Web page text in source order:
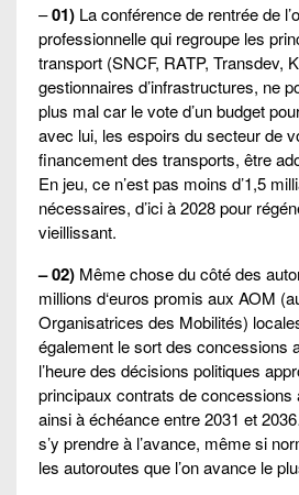
–01) La conférence de rentrée de
professionnelle qui regroupe les
transport (SNCF, RATP, Transdev,
gestionnaires d’infrastructures, ne
plus mal car le vote d’un budget
avec lui, les espoirs du secteur de
financement des transports, être
En jeu, ce n’est pas moins d’1,5
nécessaires, d’ici à 2028 pour
vieillissant.
– 02) Même chose du côté des
millions d‘euros promis aux AOM
Organisatrices des Mobilités)
également le sort des concessions
l’heure des décisions politiques
principaux contrats de concessions
ainsi à échéance entre 2031 et
s’y prendre à l’avance, même si
les autoroutes que l’on avance le